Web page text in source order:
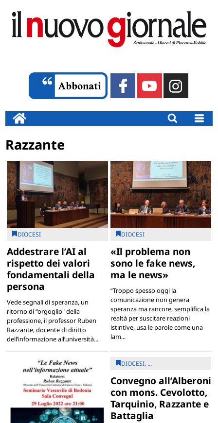
Razzante
DIOCESI
Addestrare l’AI al
rispetto dei valori
fondamentali della
persona
Vede segnali di speranza, un
ritorno di “orgoglio" della
professione, il professor Ruben
Razzante, docente di diritto
dell’informazione all’università...
DIOCESI
«Il problema non
sono le fake news,
ma le news»
“Troppo spesso oggi la
comunicazione non genera
speranza ma rancore, semplifica la
realtà per suscitare reazioni
istintive, usa le parole come una
lam...
DIOCESI, ...
Convegno all’Alberoni
con mons. Cevolotto,
Tarquinio, Razzante e
Battaglia